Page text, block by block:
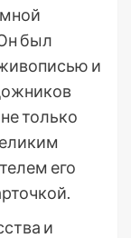
был
и
только
его
и